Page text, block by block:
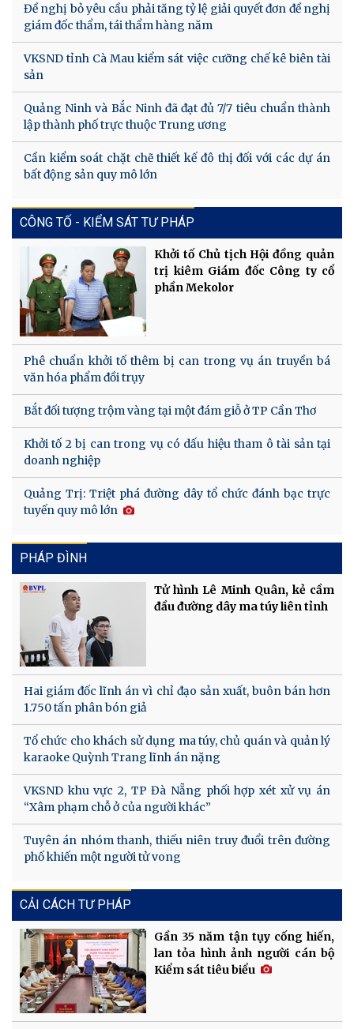
Đề nghị bỏ yêu cầu phải tăng tỷ lệ giải quyết đơn đề nghị
giám đốc thẩm, tái thẩm hàng năm
VKSND tỉnh Cà Mau kiểm sát việc cưỡng chế kê biên tài
sản
Quảng Ninh và Bắc Ninh đã đạt đủ 7/7 tiêu chuẩn thành
lập thành phố trực thuộc Trung ương
Cần kiểm soát chặt chẽ thiết kế đô thị đối với các dự án
bất động sản quy mô lớn
CÔNG TỐ - KIỂM SÁT TƯ PHÁP
Khởi tố Chủ tịch Hội đồng quản
trị kiêm Giám đốc Công ty cổ
phần Mekolor
Phê chuẩn khởi tố thêm bị can trong vụ án truyền bá
văn hóa phẩm đồi trụy
Bắt đối tượng trộm vàng tại một đám giỗ ở TP Cần Thơ
Khởi tố 2 bị can trong vụ có dấu hiệu tham ô tài sản tại
doanh nghiệp
Quảng Trị: Triệt phá đường dây tổ chức đánh bạc trực
tuyến quy mô lớn
PHÁP ĐÌNH
Tử hình Lê Minh Quân, kẻ cầm
đầu đường dây ma túy liên tỉnh
Hai giám đốc lĩnh án vì chỉ đạo sản xuất, buôn bán hơn
1.750 tấn phân bón giả
Tổ chức cho khách sử dụng ma túy, chủ quán và quản lý
karaoke Quỳnh Trang lĩnh án nặng
VKSND khu vực 2, TP Đà Nẵng phối hợp xét xử vụ án
“Xâm phạm chỗ ở của người khác”
Tuyên án nhóm thanh, thiếu niên truy đuổi trên đường
phố khiến một người tử vong
CẢI CÁCH TƯ PHÁP
Gần 35 năm tận tụy cống hiến,
lan tỏa hình ảnh người cán bộ
Kiểm sát tiêu biểu